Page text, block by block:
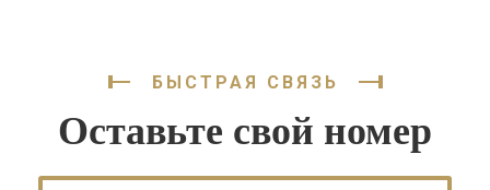
БЫСТРАЯ СВЯЗЬ
Оставьте свой номер